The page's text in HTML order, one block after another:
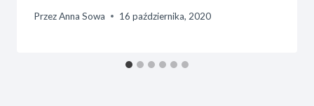
PrzezAnna Sowa 16 października, 2020